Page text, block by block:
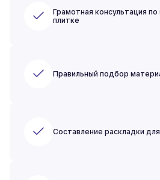
Грамотная консультация
плитке
Правильный подбор
Составление раскладки